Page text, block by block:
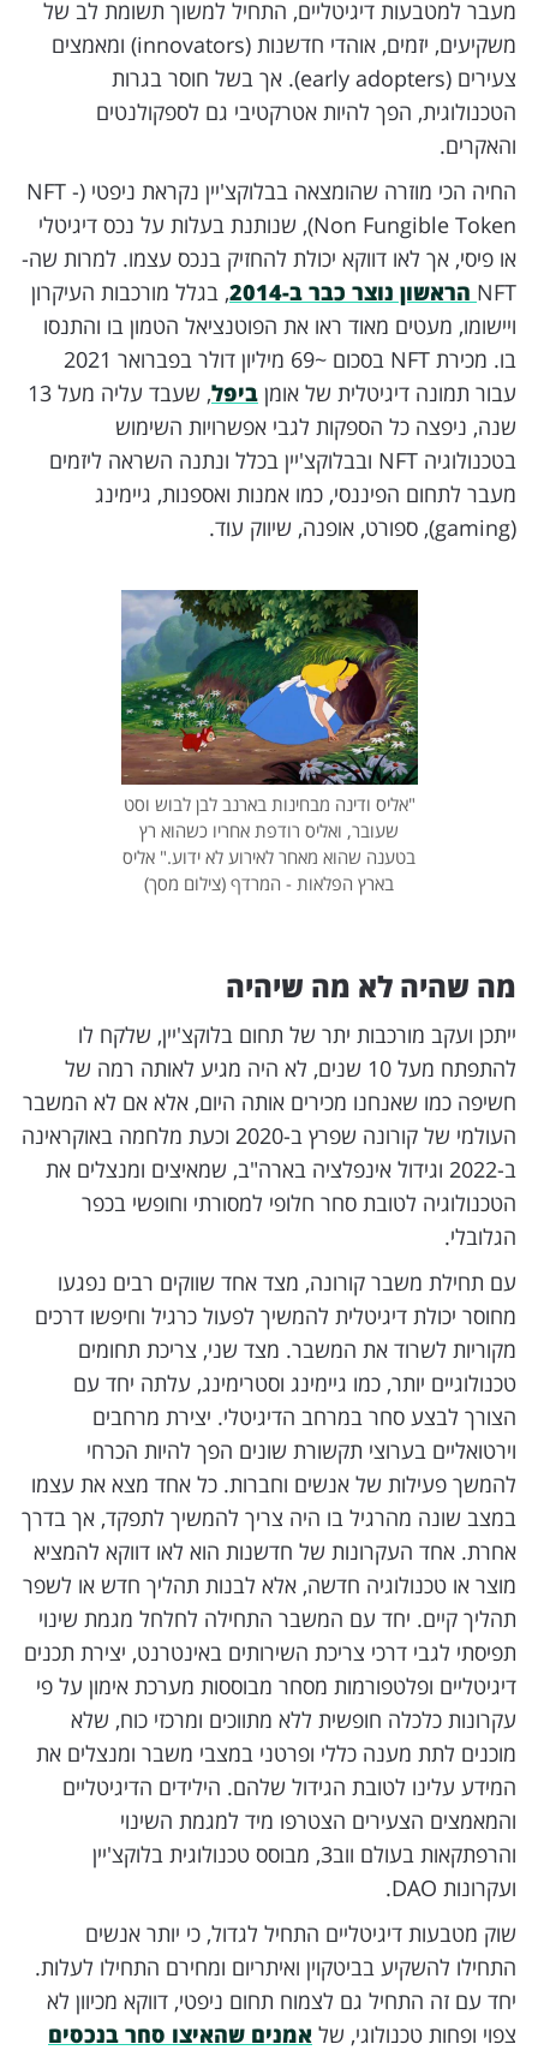
מעבר למטבעות דיגיטליים, התחיל למשוך תשומת לב של
משקיעים, יזמים, אוהדי חדשנות (innovators) ומאמצים
צעירים (early adopters). אך בשל חוסר בגרות
הטכנולוגית, הפך להיות אטרקטיבי גם לספקולנטים
והאקרים.
החיה הכי מוזרה שהומצאה בבלוקצ'יין נקראת ניפטי (NFT -
Non Fungible Token), שנותנת בעלות על נכס דיגיטלי
או פיסי, אך לאו דווקא יכולת להחזיק בנכס עצמו. למרות שה-
NFT הראשון נוצר כבר ב-2014
, בגלל מורכבות העיקרון
ויישומו, מעטים מאוד ראו את הפוטנציאל הטמון בו והתנסו
בו. מכירת NFT בסכום ~69 מיליון דולר בפברואר 2021
עבור תמונה דיגיטלית של אומן ביפל
, שעבד עליה מעל 13
שנה, ניפצה כל הספקות לגבי אפשרויות השימוש
בטכנולוגיה NFT ובבלוקצ'יין בכלל ונתנה השראה ליזמים
מעבר לתחום הפיננסי, כמו אמנות ואספנות, גיימינג
(gaming), ספורט, אופנה, שיווק עוד.
"אליס ודינה מבחינות בארנב לבן לבוש וסט
שעובר, ואליס רודפת אחריו כשהוא רץ
בטענה שהוא מאחר לאירוע לא ידוע." אליס
בארץ הפלאות - המרדף (צילום מסך)
מה שהיה לא מה שיהיה
ייתכן ועקב מורכבות יתר של תחום בלוקצ'יין, שלקח לו
להתפתח מעל 10 שנים, לא היה מגיע לאותה רמה של
חשיפה כמו שאנחנו מכירים אותה היום, אלא אם לא המשבר
העולמי של קורונה שפרץ ב-2020 וכעת מלחמה באוקראינה
ב-2022 וגידול אינפלציה בארה"ב, שמאיצים ומנצלים את
הטכנולוגיה לטובת סחר חלופי למסורתי וחופשי בכפר
הגלובלי.
עם תחילת משבר קורונה, מצד אחד שווקים רבים נפגעו
מחוסר יכולת דיגיטלית להמשיך לפעול כרגיל וחיפשו דרכים
מקוריות לשרוד את המשבר. מצד שני, צריכת תחומים
טכנולוגיים יותר, כמו גיימינג וסטרימינג, עלתה יחד עם
הצורך לבצע סחר במרחב הדיגיטלי. יצירת מרחבים
וירטואליים בערוצי תקשורת שונים הפך להיות הכרחי
להמשך פעילות של אנשים וחברות. כל אחד מצא את עצמו
במצב שונה מהרגיל בו היה צריך להמשיך לתפקד, אך בדרך
אחרת. אחד העקרונות של חדשנות הוא לאו דווקא להמציא
מוצר או טכנולוגיה חדשה, אלא לבנות תהליך חדש או לשפר
תהליך קיים. יחד עם המשבר התחילה לחלחל מגמת שינוי
תפיסתי לגבי דרכי צריכת השירותים באינטרנט, יצירת תכנים
דיגיטליים ופלטפורמות מסחר מבוססות מערכת אימון על פי
עקרונות כלכלה חופשית ללא מתווכים ומרכזי כוח, שלא
מוכנים לתת מענה כללי ופרטני במצבי משבר ומנצלים את
המידע עלינו לטובת הגידול שלהם. הילידים הדיגיטליים
והמאמצים הצעירים הצטרפו מיד למגמת השינוי
והרפתקאות בעולם ווב3, מבוסס טכנולוגית בלוקצ'יין
ועקרונות DAO.
שוק מטבעות דיגיטליים התחיל לגדול, כי יותר אנשים
התחילו להשקיע בביטקוין ואיתריום ומחירם התחילו לעלות.
יחד עם זה התחיל גם לצמוח תחום ניפטי, דווקא מכיוון לא
צפוי ופחות טכנולוגי, של אמנים שהאיצו סחר בנכסים